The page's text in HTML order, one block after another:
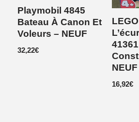
Playmobil 4845
Bateau À Canon Et
Voleurs – NEUF
32,22€
NEUF
16,92€